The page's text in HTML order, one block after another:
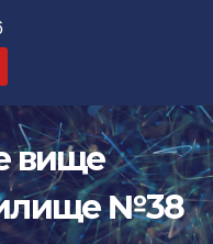
вище
№38